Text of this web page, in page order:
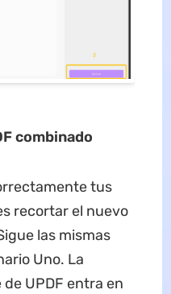
combinado
tus
recortar el nuevo
las mismas
Uno. La
UPDF entra en